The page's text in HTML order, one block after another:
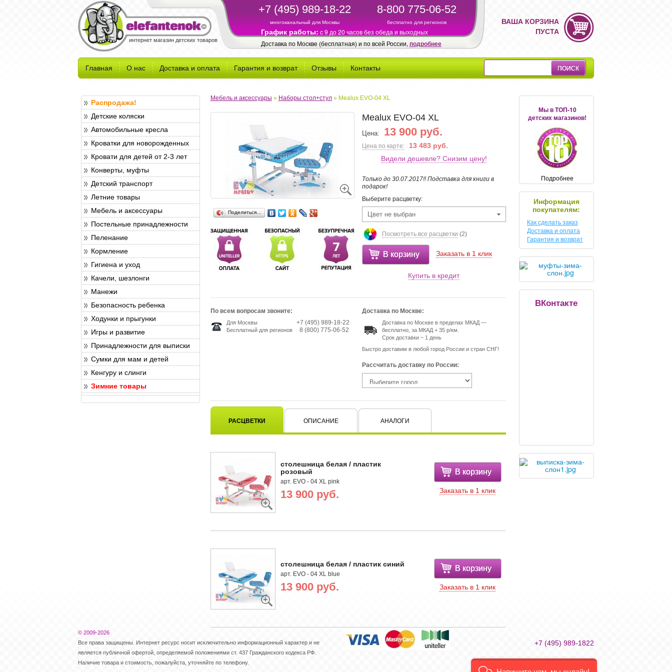
интернет магазин детских товаров
+7 (495) 989-18-22
многоканальный для Москвы
8-800 775-06-52
бесплатно для регионов
График работы: c 9 до 20 часов без обеда и выходных
Доставка по Москве (бесплатная) и по всей России, подробнее
ВАША КОРЗИНА
ПУСТА
Главная О нас Доставка и оплата Гарантия и возврат Отзывы Контакты
Распродажа!
Детские коляски
Автомобильные кресла
Кроватки для новорожденных
Кровати для детей от 2-3 лет
Конверты, муфты
Детский транспорт
Летние товары
Мебель и аксессуары
Постельные принадлежности
Пеленание
Кормление
Гигиена и уход
Качели, шезлонги
Манежи
Безопасность ребенка
Ходунки и прыгунки
Игры и развитие
Принадлежности для выписки
Сумки для мам и детей
Кенгуру и слинги
Зимние товары
Мебель и аксессуары » Наборы стол+стул» Mealux EVO-04 XL
Поделиться…
Mealux EVO-04 XL
Цена: 13 900 руб.
Цена по карте:
13 483 руб.
Видели дешевле? Снизим цену!
Только до 30.07.2017!! Подставка для книги в
подарок!
Выберите расцветку:
Цвет не выбран
Посмотреть все расцветки (2)
В корзину Заказать в 1 клик
Купить в кредит
По всем вопросам звоните:
Для Москвы
Бесплатный для регионов
+7 (495) 989-18-22
8 (800) 775-06-52
Доставка по Москве:
Доставка по Москве в пределах МКАД —
бесплатно, за МКАД + 35 р/км.
Срок доставки ~ 1 день
Быстро доставим в любой город России и стран СНГ!
Рассчитать доставку по России:
РАСЦВЕТКИ ОПИСАНИЕ АНАЛОГИ
столешница белая / пластик
розовый
арт. EVO - 04 XL pink
13 900 руб.
В корзину
Заказать в 1 клик
столешница белая / пластик синий
арт. EVO - 04 XL blue
13 900 руб.
В корзину
Заказать в 1 клик
Мы в ТОП-10
детских магазинов!
Подробнее
Информация
покупателям:
Как сделать заказ
Доставка и оплата
Гарантия и возврат
ВКонтакте
© 2009-2026
Все права защищены. Интернет ресурс носит исключительно информационный характер и не
является публичной офертой, определяемой положениями ст. 437 Гражданского кодекса РФ.
Наличие товара и стоимость, пожалуйста, уточняйте по телефону.
+7 (495) 989-1822